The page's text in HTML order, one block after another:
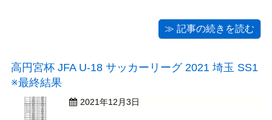
≫ 記事の続きを読む
高円宮杯 JFA U-18 サッカーリーグ 2021 埼玉 SS1
※最終結果
2021年12月3日